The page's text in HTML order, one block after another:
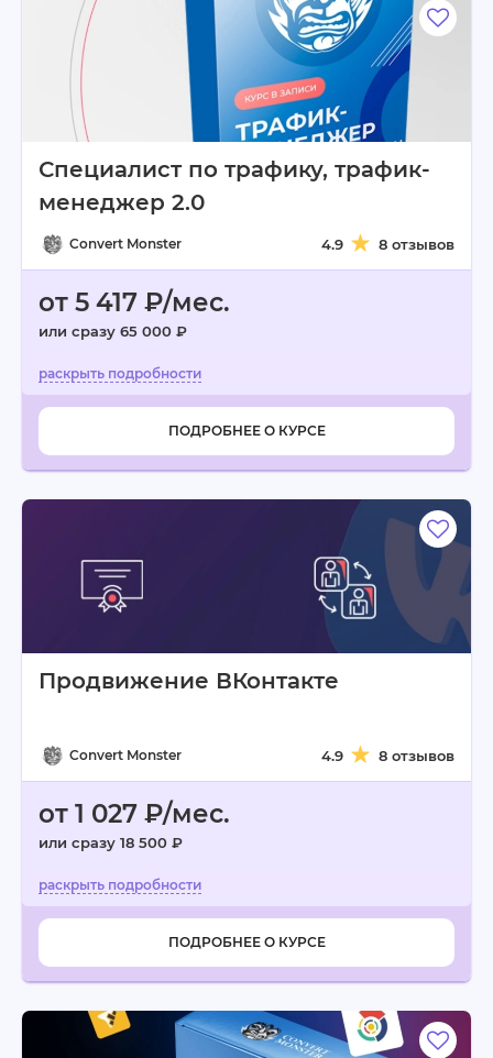
Специалист по трафику, трафик-
менеджер 2.0
Convert Monster 4.9 8 отзывов
от 5 417 ₽/мес.
или сразу 65 000 ₽
ПОДРОБНЕЕ О КУРСЕ
Продвижение ВКонтакте
Convert Monster 4.9 8 отзывов
от 1 027 ₽/мес.
или сразу 18 500 ₽
ПОДРОБНЕЕ О КУРСЕ